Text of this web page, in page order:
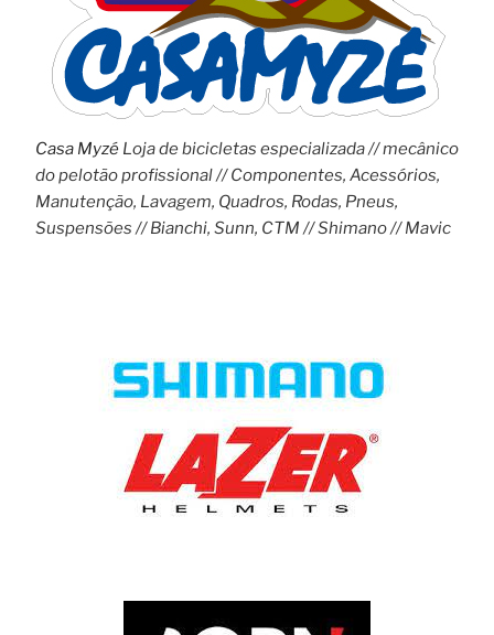
Casa MyzéLoja de bicicletas especializada // mecânico
do pelotão profissional // Componentes, Acessórios,
Manutenção, Lavagem, Quadros, Rodas, Pneus,
Suspensões // Bianchi, Sunn, CTM // Shimano // Mavic